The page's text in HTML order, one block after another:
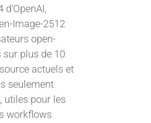
d'OpenAI,
Image-2512
open-
sur plus de 10
actuels et
seulement
utiles pour les
workflows